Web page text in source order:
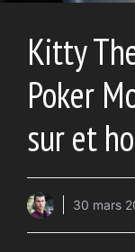
Kitty
Poker
sur et
30 mars